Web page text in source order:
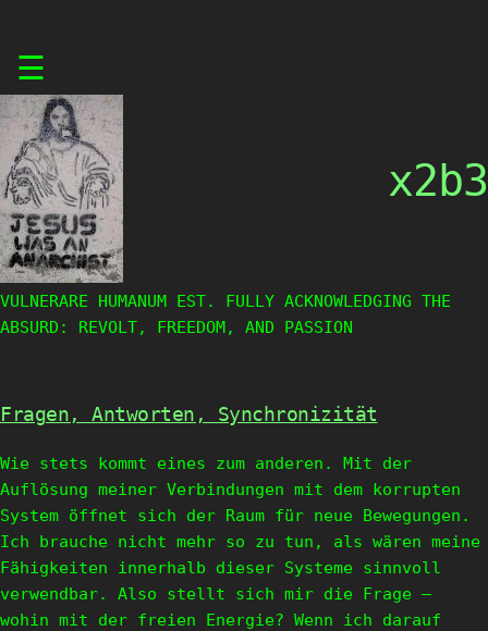
content
☰
x2b3
VULNERARE HUMANUM EST. FULLY ACKNOWLEDGING THE
ABSURD: REVOLT, FREEDOM, AND PASSION
Fragen, Antworten, Synchronizität
Wie stets kommt eines zum anderen. Mit der
Auflösung meiner Verbindungen mit dem korrupten
System öffnet sich der Raum für neue Bewegungen.
Ich brauche nicht mehr so zu tun, als wären meine
Fähigkeiten innerhalb dieser Systeme sinnvoll
verwendbar. Also stellt sich mir die Frage –
wohin mit der freien Energie? Wenn ich darauf